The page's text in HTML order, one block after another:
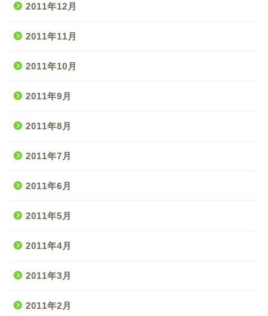
2011年12月
2011年11月
2011年10月
2011年9月
2011年8月
2011年7月
2011年6月
2011年5月
2011年4月
2011年3月
2011年2月